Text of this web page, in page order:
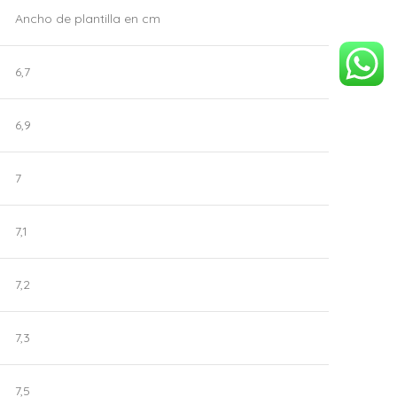
Ancho de plantilla en cm
6,7
6,9
7
7,1
7,2
7,3
7,5